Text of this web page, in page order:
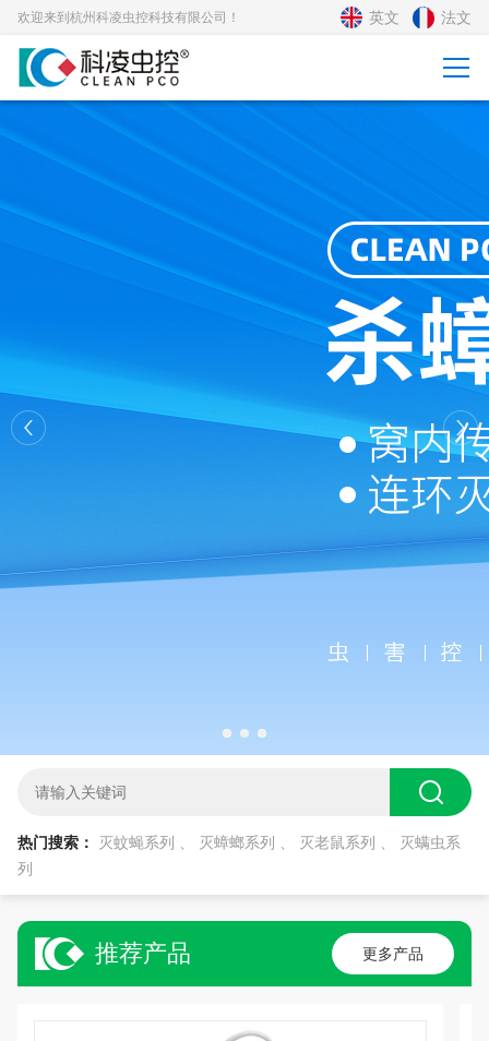
欢迎来到杭州科凌虫控科技有限公司！ 英文 法文
热门搜索： 灭蚊蝇系列 灭蟑螂系列 灭老鼠系列
灭螨虫系
列
推荐产品 更多产品